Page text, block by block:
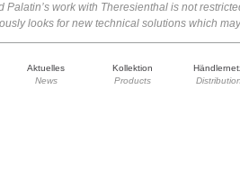
Palatin’s work with Theresienthal is not
looks for new technical solutions which
Aktuelles Kollektion
News Products Distribution